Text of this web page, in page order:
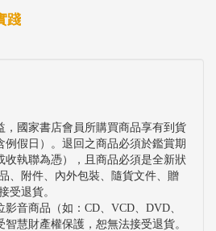
踐
，國家書店會員所購買商品享有到貨
例假日）。退回之商品必須於鑑賞期
收執聯為憑），且商品必須是全新狀
、附件、內外包裝、隨貨文件、贈
受退貨。
音商品（如：CD、VCD、DVD、
智慧財產權保護，恕無法接受退貨。